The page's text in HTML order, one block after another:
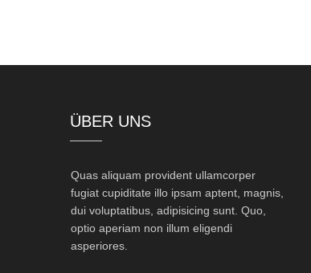
ÜBER UNS
Quas aliquam provident ullamcorper
fugiat cupiditate illo ipsam aptent, magnis,
dui voluptatibus, adipisicing sunt. Quo,
optio aperiam non illum eligendi
asperiores.